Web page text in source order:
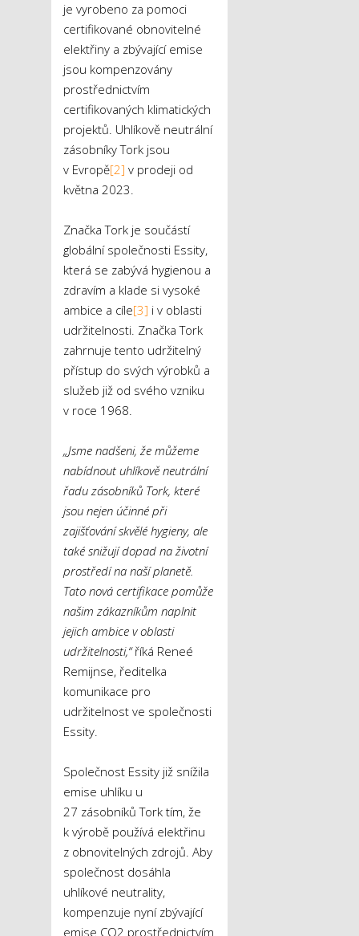
je vyrobeno za pomoci
certifikované obnovitelné
elektřiny a zbývající emise
jsou kompenzovány
prostřednictvím
certifikovaných klimatických
projektů. Uhlíkově neutrální
zásobníky Tork jsou
v Evropě[2] v prodeji od
května 2023.
Značka Tork je součástí
globální společnosti Essity,
která se zabývá hygienou a
zdravím a klade si vysoké
ambice a cíle[3] i v oblasti
udržitelnosti. Značka Tork
zahrnuje tento udržitelný
přístup do svých výrobků a
služeb již od svého vzniku
v roce 1968.
„Jsme nadšeni, že můžeme
nabídnout uhlíkově neutrální
řadu zásobníků Tork, které
jsou nejen účinné při
zajišťování skvělé hygieny, ale
také snižují dopad na životní
prostředí na naší planetě.
Tato nová certifikace pomůže
našim zákazníkům naplnit
jejich ambice v oblasti
udržitelnosti,“říká Reneé
Remijnse, ředitelka
komunikace pro
udržitelnost ve společnosti
Essity.
Společnost Essity již snížila
emise uhlíku u
27 zásobníků Tork tím, že
k výrobě používá elektřinu
z obnovitelných zdrojů. Aby
společnost dosáhla
uhlíkové neutrality,
kompenzuje nyní zbývající
emise CO2 prostřednictvím